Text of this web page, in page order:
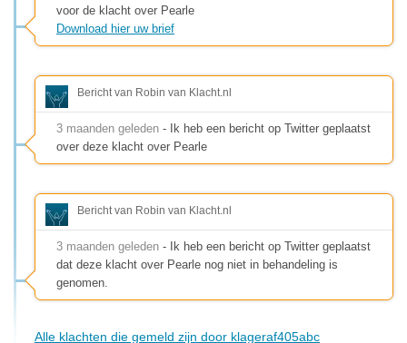
voor de klacht over Pearle
Download hier uw brief
Bericht van Robin van Klacht.nl
3 maanden geleden - Ik heb een bericht op Twitter geplaatst
over deze klacht over Pearle
Bericht van Robin van Klacht.nl
3 maanden geleden - Ik heb een bericht op Twitter geplaatst
dat deze klacht over Pearle nog niet in behandeling is
genomen.
Alle klachten die gemeld zijn door klageraf405abc